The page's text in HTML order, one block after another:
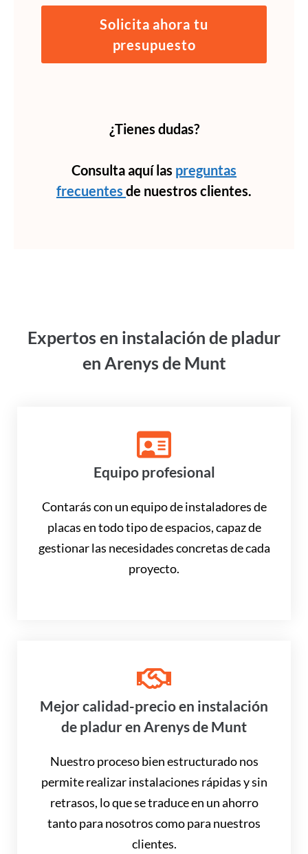
Solicita ahora tu
presupuesto
¿Tienes dudas?
Consulta aquí las preguntas
frecuentes de nuestros clientes.
Expertos en instalación de pladur
en Arenys de Munt
Equipo profesional
Contarás con un equipo de instaladores de
placas en todo tipo de espacios, capaz de
gestionar las necesidades concretas de cada
proyecto.
Mejor calidad-precio en instalación
de pladur en Arenys de Munt
Nuestro proceso bien estructurado nos
permite realizar instalaciones rápidas y sin
retrasos, lo que se traduce en un ahorro
tanto para nosotros como para nuestros
clientes.